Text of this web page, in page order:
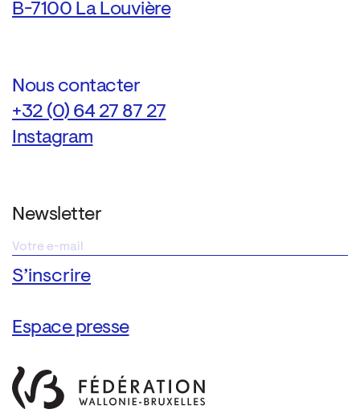
B-7100 La Louvière
Nous contacter
+32 (0) 64 27 87 27
Instagram
Newsletter
Espace presse